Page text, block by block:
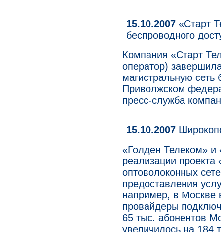
15.10.2007 «Старт
беспроводного
Компания «Старт
оператор)
магистральную сеть
Приволжском
пресс-служба
15.10.2007
«Голден Телеком» и
реализации проекта
оптоволоконных
предоставления
например, в Москве
провайдеры
65 тыс. абонентов
увеличилось на 184